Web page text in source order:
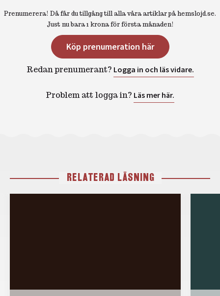
Prenumerera! Då får du tillgång till alla våra artiklar på hemslojd.se.
Just nu bara 1 krona för första månaden!
Köp prenumeration här
Redan prenumerant? Logga in och läs vidare.
Problem att logga in? Läs mer här.
RELATERAD LÄSNING